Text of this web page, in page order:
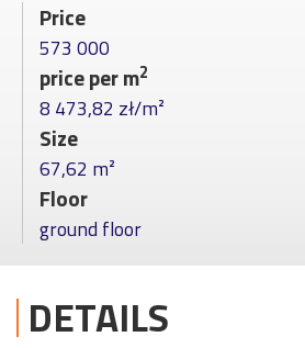
Price
573 000
price per m2
8 473,82 zł/m²
Size
67,62 m²
Floor
ground floor
DETAILS